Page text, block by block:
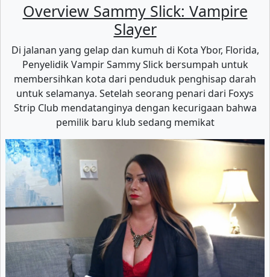
Overview Sammy Slick: Vampire
Slayer
Di jalanan yang gelap dan kumuh di Kota Ybor, Florida,
Penyelidik Vampir Sammy Slick bersumpah untuk
membersihkan kota dari penduduk penghisap darah
untuk selamanya. Setelah seorang penari dari Foxys
Strip Club mendatanginya dengan kecurigaan bahwa
pemilik baru klub sedang memikat